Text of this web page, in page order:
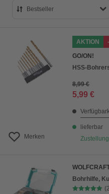
Bestseller
Preis aufsteigend
Preis absteigend
Bewertung
Merken
AKTION
GO/ON!
HSS-
8,99 €
5,99 €
lieferbar
Bohrhilfe,